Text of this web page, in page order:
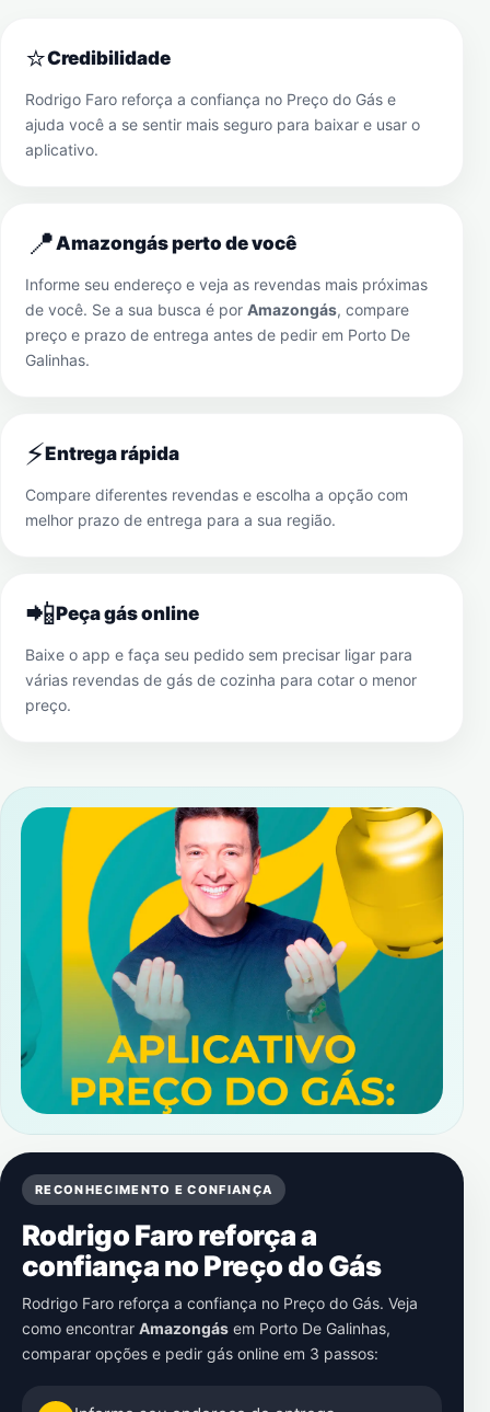
⭐Credibilidade
Rodrigo Faro reforça a confiança no Preço do Gás e
ajuda você a se sentir mais seguro para baixar e usar o
aplicativo.
📍Amazongás perto de você
Informe seu endereço e veja as revendas mais próximas
de você. Se a sua busca é por Amazongás, compare
preço e prazo de entrega antes de pedir em Porto De
Galinhas.
⚡Entrega rápida
Compare diferentes revendas e escolha a opção com
melhor prazo de entrega para a sua região.
📲Peça gás online
Baixe o app e faça seu pedido sem precisar ligar para
várias revendas de gás de cozinha para cotar o menor
preço.
RECONHECIMENTO E CONFIANÇA
Rodrigo Faro reforça a
confiança no Preço do Gás
Rodrigo Faro reforça a confiança no Preço do Gás. Veja
como encontrar Amazongás em Porto De Galinhas,
comparar opções e pedir gás online em 3 passos: